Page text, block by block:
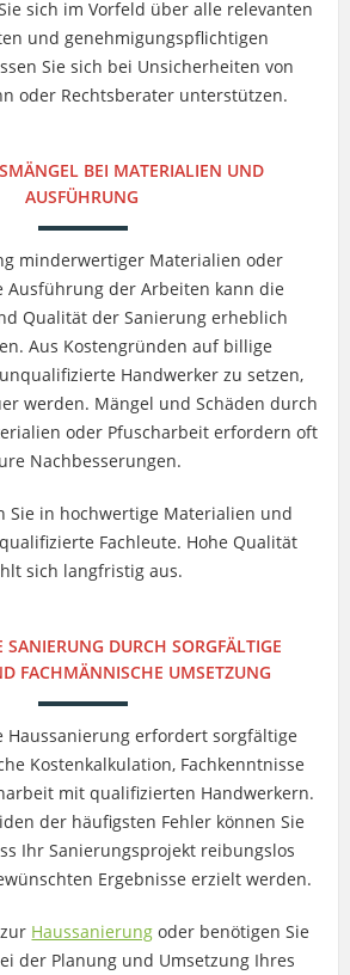
sich im Vorfeld über alle relevanten
und genehmigungspflichtigen
Sie sich bei Unsicherheiten von
oder Rechtsberater unterstützen.
BEI MATERIALIEN UND
AUSFÜHRUNG
minderwertiger Materialien oder
Ausführung der Arbeiten kann die
Qualität der Sanierung erheblich
Aus Kostengründen auf billige
Handwerker zu setzen,
werden. Mängel und Schäden durch
oder Pfuscharbeit erfordern oft
Nachbesserungen.
Sie in hochwertige Materialien und
Fachleute. Hohe Qualität
sich langfristig aus.
SANIERUNG DURCH SORGFÄLTIGE
FACHMÄNNISCHE UMSETZUNG
Haussanierung erfordert sorgfältige
Kostenkalkulation, Fachkenntnisse
mit qualifizierten Handwerkern.
der häufigsten Fehler können Sie
Ihr Sanierungsprojekt reibungslos
Ergebnisse erzielt werden.
Haussanierung oder benötigen Sie
der Planung und Umsetzung Ihres